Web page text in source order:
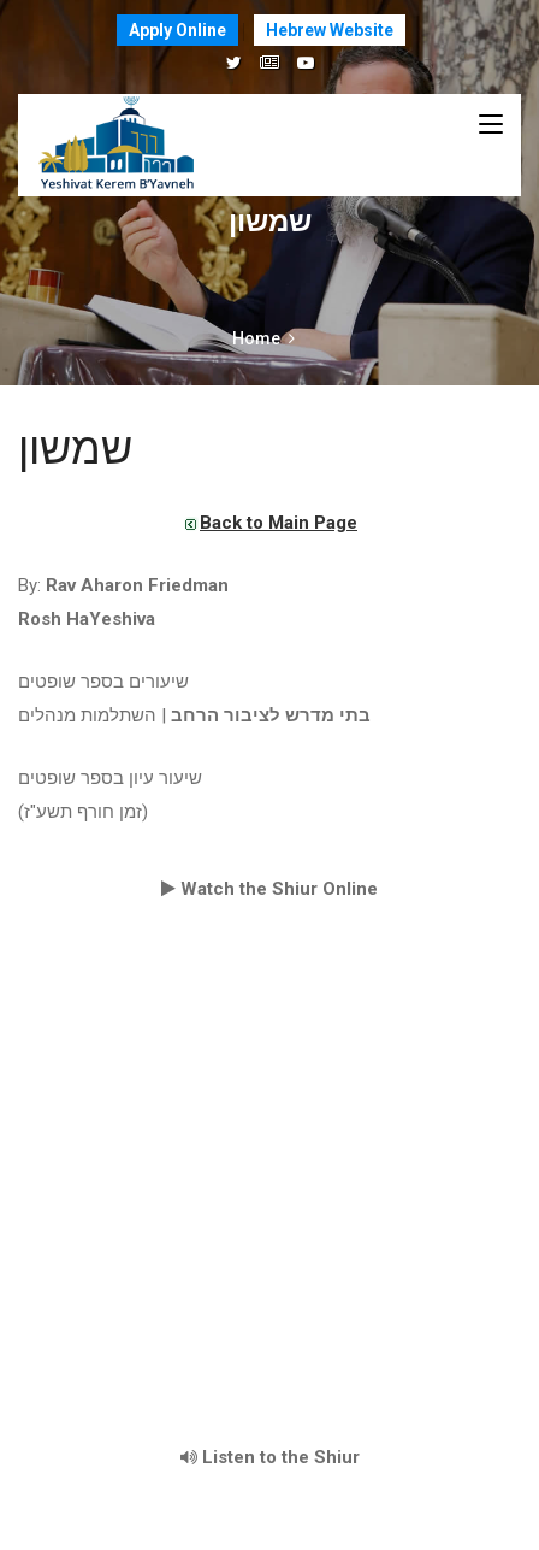
Apply Online Hebrew Website
שמשון
Home
שמשון
Back to Main Page
By: Rav Aharon Friedman
Rosh HaYeshiva
שיעורים בספר שופטים
בתי מדרש לציבור הרחב | השתלמות מנהלים
שיעור עיון בספר שופטים
(זמן חורף תשע"ז)
Watch the Shiur Online
Listen to the Shiur